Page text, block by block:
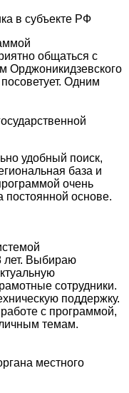
в субъекте РФ
общаться с
Орджоникидзевского
Одним
удобный поиск,
база и
очень
постоянной основе.
лет. Выбираю
сотрудники.
поддержку.
с программой,
темам.
местного